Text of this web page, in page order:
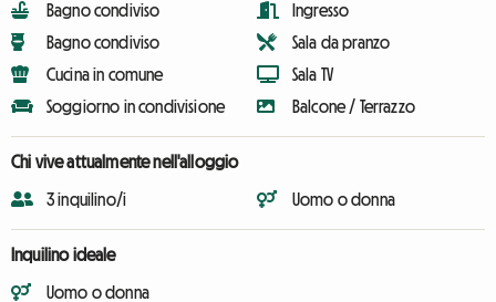
Bagno condiviso
Bagno condiviso
Cucina in comune
Soggiorno in condivisione
Ingresso
Sala da pranzo
Sala TV
Balcone / Terrazzo
Chi vive attualmente nell'alloggio
3 inquilino/i Uomo o donna
Inquilino ideale
Uomo o donna